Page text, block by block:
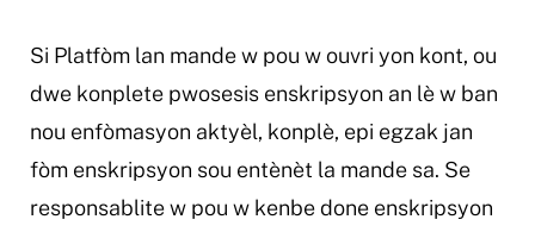
Si Platfòm lan mande w pou w ouvri yon kont, ou
dwe konplete pwosesis enskripsyon an lè w ban
nou enfòmasyon aktyèl, konplè, epi egzak jan
fòm enskripsyon sou entènèt la mande sa. Se
responsablite w pou w kenbe done enskripsyon